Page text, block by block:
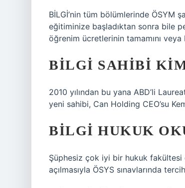
BİLGİ’nin tüm bölümlerinde ÖSYM
eğitiminize başladıktan sonra bile
öğrenim ücretlerinin tamamını veya
BILGI SAHIBI
2010 yılından bu yana ABD’li
yeni sahibi, Can Holding CEO’su
BİLGİ HUKUK
Şüphesiz çok iyi bir hukuk fakültesi
açılmasıyla ÖSYS sınavlarında